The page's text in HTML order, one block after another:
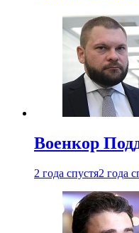
Военкор
2 года спустя2 года